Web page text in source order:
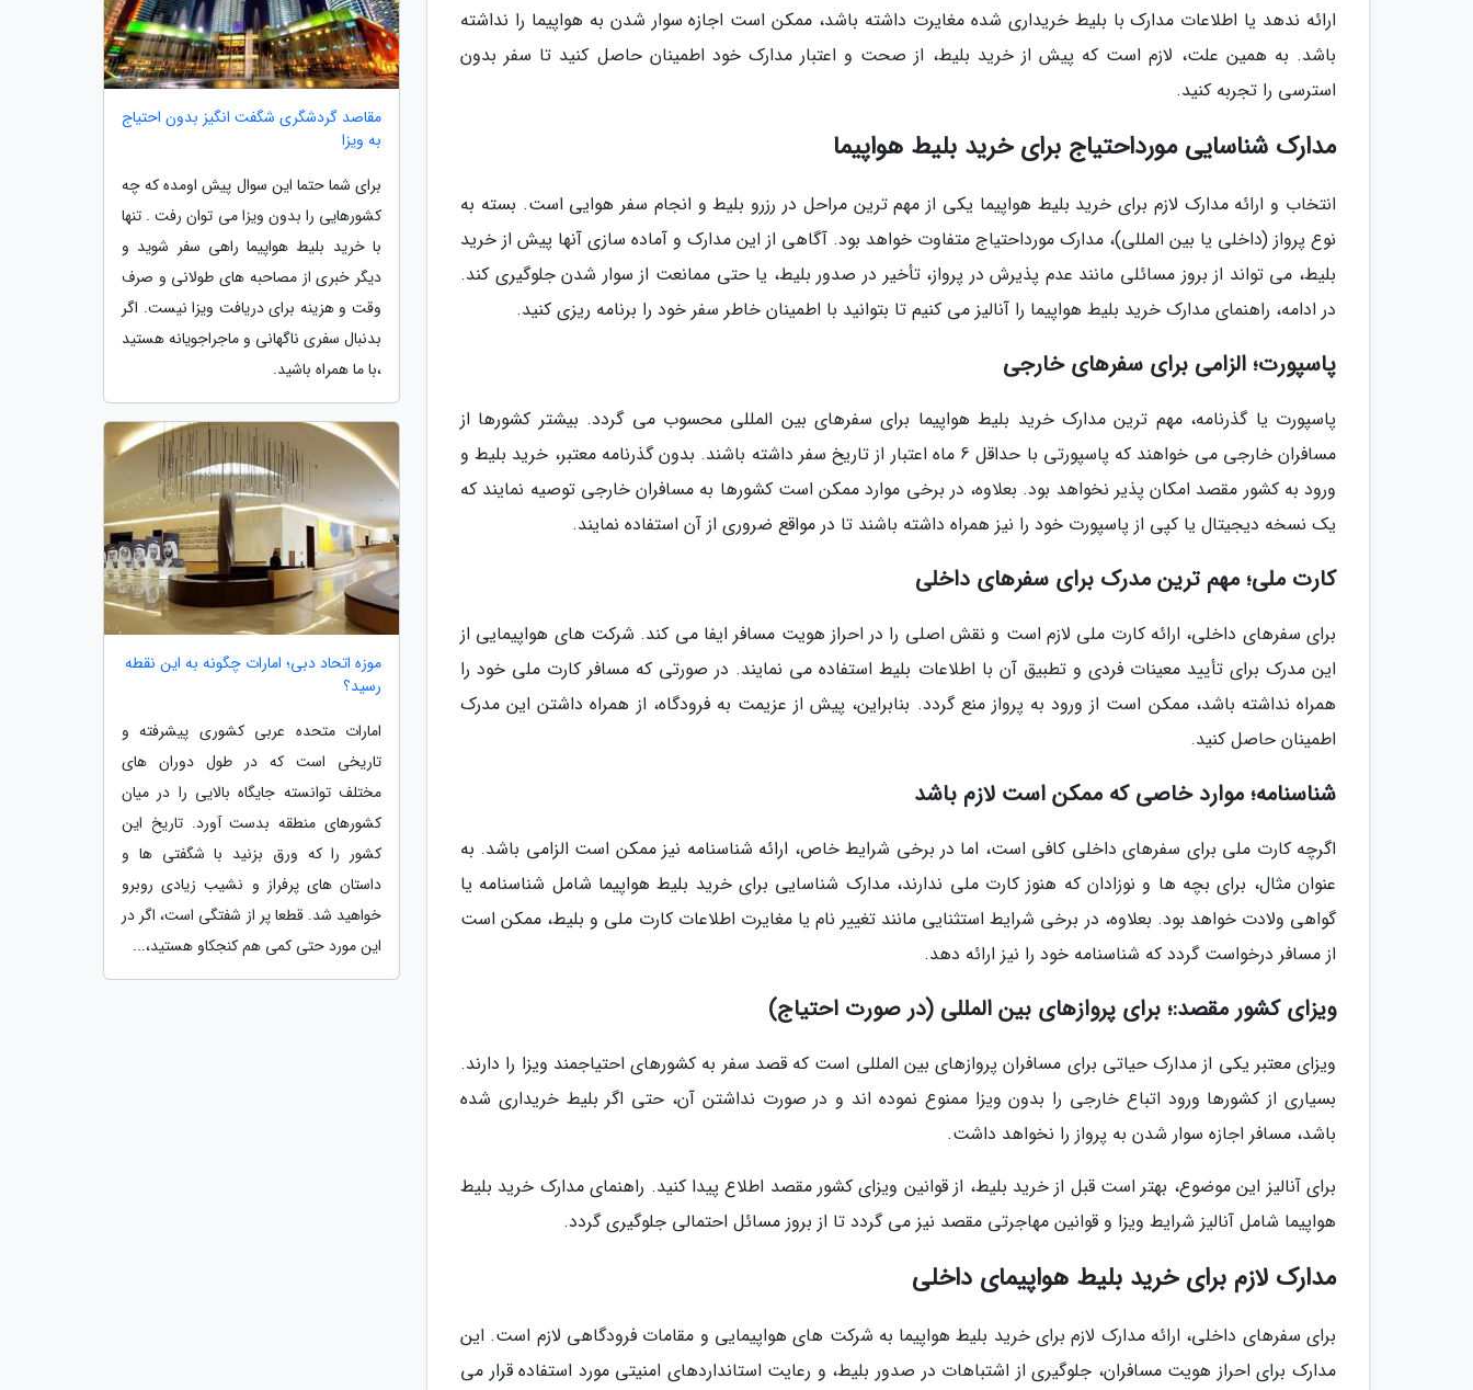
ارائه ندهد یا اطلاعات مدارک با بلیط خریداری شده مغایرت داشته باشد، ممکن است اجازه سوار شدن به هواپیما را نداشته
باشد. به همین علت، لازم است که پیش از خرید بلیط، از صحت و اعتبار مدارک خود اطمینان حاصل کنید تا سفر بدون
استرسی را تجربه کنید.
مدارک شناسایی مورداحتیاج برای خرید بلیط هواپیما
انتخاب و ارائه مدارک لازم برای خرید بلیط هواپیما یکی از مهم ترین مراحل در رزرو بلیط و انجام سفر هوایی است. بسته به
نوع پرواز (داخلی یا بین المللی)، مدارک مورداحتیاج متفاوت خواهد بود. آگاهی از این مدارک و آماده سازی آنها پیش از خرید
بلیط، می تواند از بروز مسائلی مانند عدم پذیرش در پرواز، تأخیر در صدور بلیط، یا حتی ممانعت از سوار شدن جلوگیری کند.
در ادامه، راهنمای مدارک خرید بلیط هواپیما را آنالیز می کنیم تا بتوانید با اطمینان خاطر سفر خود را برنامه ریزی کنید.
پاسپورت؛ الزامی برای سفرهای خارجی
پاسپورت یا گذرنامه، مهم ترین مدارک خرید بلیط هواپیما برای سفرهای بین المللی محسوب می گردد. بیشتر کشورها از
مسافران خارجی می خواهند که پاسپورتی با حداقل 6 ماه اعتبار از تاریخ سفر داشته باشند. بدون گذرنامه معتبر، خرید بلیط و
ورود به کشور مقصد امکان پذیر نخواهد بود. بعلاوه، در برخی موارد ممکن است کشورها به مسافران خارجی توصیه نمایند که
یک نسخه دیجیتال یا کپی از پاسپورت خود را نیز همراه داشته باشند تا در مواقع ضروری از آن استفاده نمایند.
کارت ملی؛ مهم ترین مدرک برای سفرهای داخلی
برای سفرهای داخلی، ارائه کارت ملی لازم است و نقش اصلی را در احراز هویت مسافر ایفا می کند. شرکت های هواپیمایی از
این مدرک برای تأیید معینات فردی و تطبیق آن با اطلاعات بلیط استفاده می نمایند. در صورتی که مسافر کارت ملی خود را
همراه نداشته باشد، ممکن است از ورود به پرواز منع گردد. بنابراین، پیش از عزیمت به فرودگاه، از همراه داشتن این مدرک
اطمینان حاصل کنید.
شناسنامه؛ موارد خاصی که ممکن است لازم باشد
اگرچه کارت ملی برای سفرهای داخلی کافی است، اما در برخی شرایط خاص، ارائه شناسنامه نیز ممکن است الزامی باشد. به
عنوان مثال، برای بچه ها و نوزادان که هنوز کارت ملی ندارند، مدارک شناسایی برای خرید بلیط هواپیما شامل شناسنامه یا
گواهی ولادت خواهد بود. بعلاوه، در برخی شرایط استثنایی مانند تغییر نام یا مغایرت اطلاعات کارت ملی و بلیط، ممکن است
از مسافر درخواست گردد که شناسنامه خود را نیز ارائه دهد.
ویزای کشور مقصد:؛ برای پروازهای بین المللی (در صورت احتیاج)
ویزای معتبر یکی از مدارک حیاتی برای مسافران پروازهای بین المللی است که قصد سفر به کشورهای احتیاجمند ویزا را دارند.
بسیاری از کشورها ورود اتباع خارجی را بدون ویزا ممنوع نموده اند و در صورت نداشتن آن، حتی اگر بلیط خریداری شده
باشد، مسافر اجازه سوار شدن به پرواز را نخواهد داشت.
برای آنالیز این موضوع، بهتر است قبل از خرید بلیط، از قوانین ویزای کشور مقصد اطلاع پیدا کنید. راهنمای مدارک خرید بلیط
هواپیما شامل آنالیز شرایط ویزا و قوانین مهاجرتی مقصد نیز می گردد تا از بروز مسائل احتمالی جلوگیری گردد.
مدارک لازم برای خرید بلیط هواپیمای داخلی
برای سفرهای داخلی، ارائه مدارک لازم برای خرید بلیط هواپیما به شرکت های هواپیمایی و مقامات فرودگاهی لازم است. این
مدارک برای احراز هویت مسافران، جلوگیری از اشتباهات در صدور بلیط، و رعایت استانداردهای امنیتی مورد استفاده قرار می
مقاصد گردشگری شگفت انگیز بدون احتیاج
به ویزا
برای شما حتما این سوال پیش اومده که چه
کشورهایی را بدون ویزا می توان رفت . تنها
با خرید بلیط هواپیما راهی سفر شوید و
دیگر خبری از مصاحبه های طولانی و صرف
وقت و هزینه برای دریافت ویزا نیست. اگر
بدنبال سفری ناگهانی و ماجراجویانه هستید
،با ما همراه باشید.
موزه اتحاد دبی؛ امارات چگونه به این نقطه
رسید؟
امارات متحده عربی کشوری پیشرفته و
تاریخی است که در طول دوران های
مختلف توانسته جایگاه بالایی را در میان
کشورهای منطقه بدست آورد. تاریخ این
کشور را که ورق بزنید با شگفتی ها و
داستان های پرفراز و نشیب زیادی روبرو
خواهید شد. قطعا پر از شفتگی است، اگر در
این مورد حتی کمی هم کنجکاو هستید،...